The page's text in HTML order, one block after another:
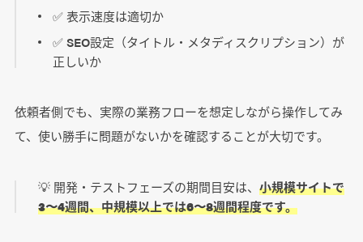
✅ 表示速度は適切か
✅ SEO設定（タイトル・メタディスクリプション）が
正しいか
依頼者側でも、実際の業務フローを想定しながら操作してみ
て、使い勝手に問題がないかを確認することが大切です。
💡 開発・テストフェーズの期間目安は、小規模サイトで
3〜4週間、中規模以上では6〜8週間程度です。